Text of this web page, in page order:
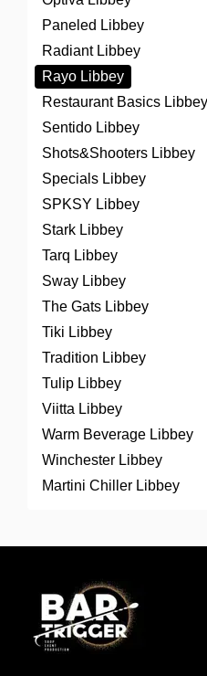
Paneled Libbey
Radiant Libbey
Rayo Libbey
Restaurant Basics Libbey
Sentido Libbey
Shots&Shooters Libbey
Specials Libbey
SPKSY Libbey
Stark Libbey
Tarq Libbey
Sway Libbey
The Gats Libbey
Tiki Libbey
Tradition Libbey
Tulip Libbey
Viitta Libbey
Warm Beverage Libbey
Winchester Libbey
Martini Chiller Libbey